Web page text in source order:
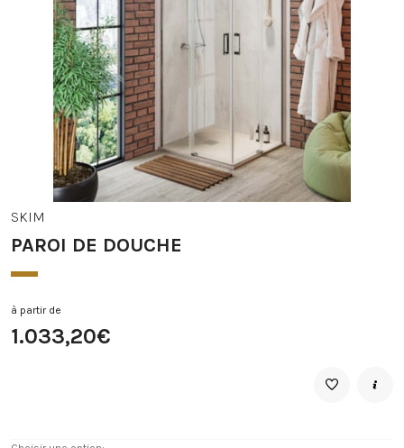
SKIM
PAROI DE DOUCHE
à partir de
1.033,20€